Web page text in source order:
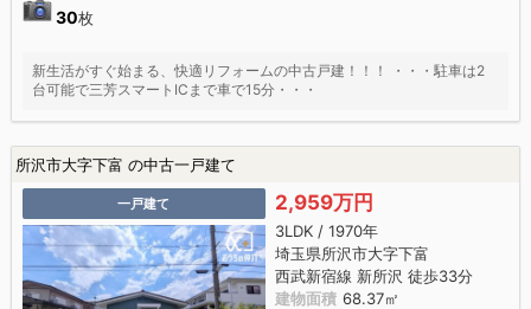
30枚
新生活がすぐ始まる、快適リフォームの中古戸建！！！ ・・・駐車は2
台可能で三芳スマートICまで車で15分・・・
所沢市大字下富 の中古一戸建て
一戸建て 2,959万円
3LDK / 1970年
埼玉県所沢市大字下富
西武新宿線 新所沢 徒歩33分
建物面積 68.37㎡